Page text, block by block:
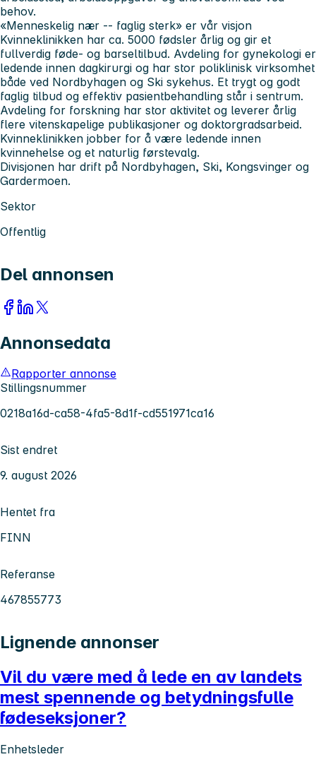
behov.
«Menneskelig nær -- faglig sterk» er vår visjon
Kvinneklinikken har ca. 5000 fødsler årlig og gir et
fullverdig føde- og barseltilbud. Avdeling for gynekologi er
ledende innen dagkirurgi og har stor poliklinisk virksomhet
både ved Nordbyhagen og Ski sykehus. Et trygt og godt
faglig tilbud og effektiv pasientbehandling står i sentrum.
Avdeling for forskning har stor aktivitet og leverer årlig
flere vitenskapelige publikasjoner og doktorgradsarbeid.
Kvinneklinikken jobber for å være ledende innen
kvinnehelse og et naturlig førstevalg.
Divisjonen har drift på Nordbyhagen, Ski, Kongsvinger og
Gardermoen.
Sektor
Offentlig
Del annonsen
Annonsedata
Rapporter annonse
Stillingsnummer
0218a16d-ca58-4fa5-8d1f-cd551971ca16
Sist endret
9. august 2026
Hentet fra
FINN
Referanse
467855773
Lignende annonser
Vil du være med å lede en av landets
mest spennende og betydningsfulle
fødeseksjoner?
Enhetsleder